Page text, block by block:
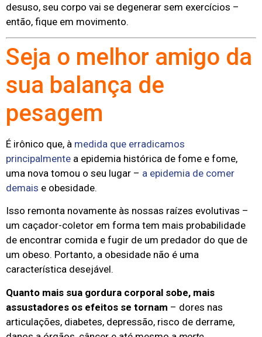
desuso, seu corpo vai se degenerar sem exercícios –
então, fique em movimento.
Seja o melhor amigo da
sua balança de
pesagem
É irônico que, à medida que erradicamos
principalmente a epidemia histórica de fome e fome,
uma nova tomou o seu lugar – a epidemia de comer
demais e obesidade.
Isso remonta novamente às nossas raízes evolutivas –
um caçador-coletor em forma tem mais probabilidade
de encontrar comida e fugir de um predador do que de
um obeso. Portanto, a obesidade não é uma
característica desejável.
Quanto mais sua gordura corporal sobe, mais
assustadores os efeitos se tornam – dores nas
articulações, diabetes, depressão, risco de derrame,